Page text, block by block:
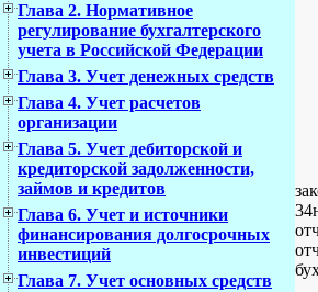
Глава 2. Нормативное
регулирование бухгалтерского
учета в Российской Федерации
Глава 3. Учет денежных средств
Глава 4. Учет расчетов
организации
Глава 5. Учет дебиторской и
кредиторской задолженности,
займов и кредитов
Глава 6. Учет и источники
финансирования долгосрочных
инвестиций
Глава 7. Учет основных средств